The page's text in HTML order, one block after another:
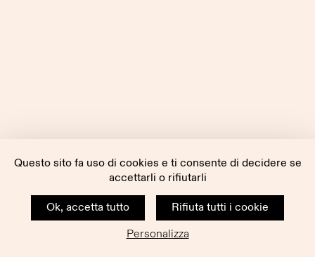
Questo sito fa uso di cookies e ti consente di decidere se
accettarli o rifiutarli
Ok, accetta tutto
Rifiuta tutti i cookie
Personalizza